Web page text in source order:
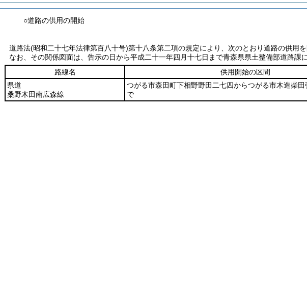
○道路の供用の開始
道路法(昭和二十七年法律第百八十号)第十八条第二項の規定により、次のとおり道路の供用
なお、その関係図面は、告示の日から平成二十一年四月十七日まで青森県県土整備部道路課
路線名
供用開始の区間
県道
桑野木田南広森線
つがる市森田町下相野野田二七四からつがる市木造柴田
で